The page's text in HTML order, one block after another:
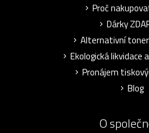
Proč
Dárky
Alternativní
Ekologická likvidace
Pronájem
Blog
O